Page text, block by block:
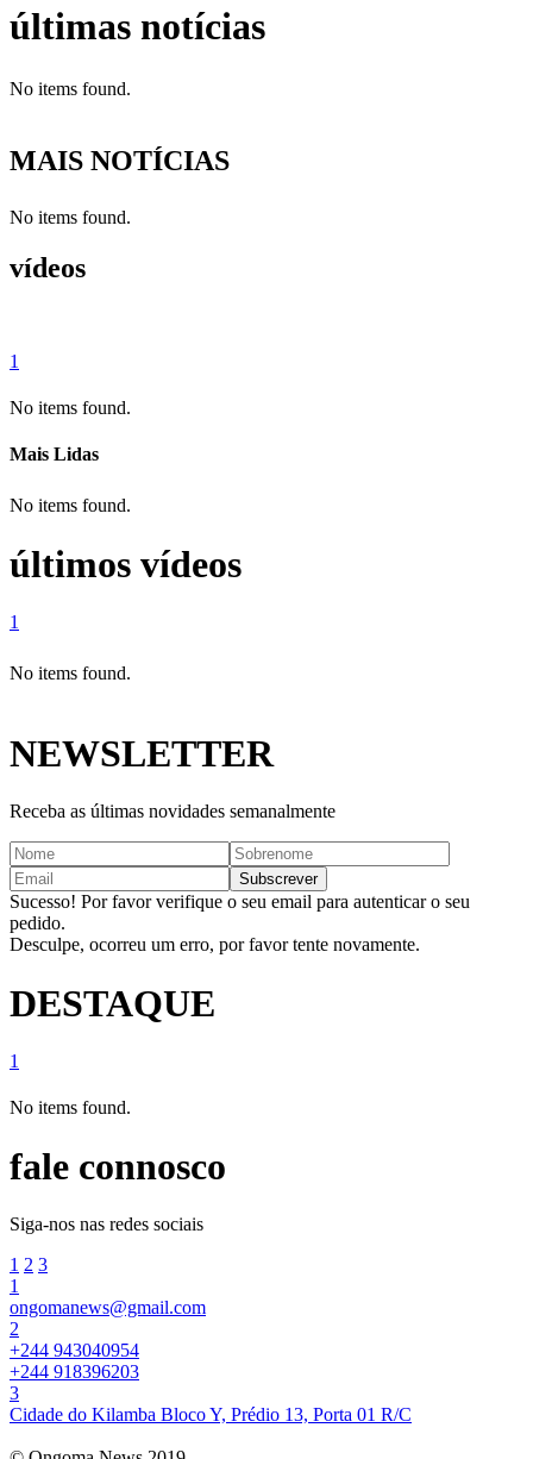
últimas notícias
No items found.
MAIS NOTÍCIAS
No items found.
vídeos
1
No items found.
Mais Lidas
No items found.
últimos vídeos
1
No items found.
NEWSLETTER
Receba as últimas novidades semanalmente
Sucesso! Por favor verifique o seu email para autenticar o seu
pedido.
Desculpe, ocorreu um erro, por favor tente novamente.
DESTAQUE
1
No items found.
fale connosco
Siga-nos nas redes sociais
1 2 3
1
ongomanews@gmail.com
2
+244 943040954
+244 918396203
3
Cidade do Kilamba Bloco Y, Prédio 13, Porta 01 R/C